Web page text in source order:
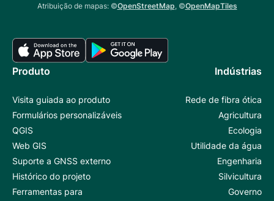
Atribuição de mapas: ©OpenStreetMap, ©OpenMapTiles
Produto
Visita guiada ao produto
Formulários personalizáveis
QGIS
Web GIS
Suporte a GNSS externo
Histórico do projeto
Ferramentas para
Indústrias
Rede de fibra ótica
Agricultura
Ecologia
Utilidade da água
Engenharia
Silvicultura
Governo